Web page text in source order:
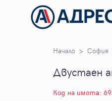
Начало София
Двустаен
Код на имота: